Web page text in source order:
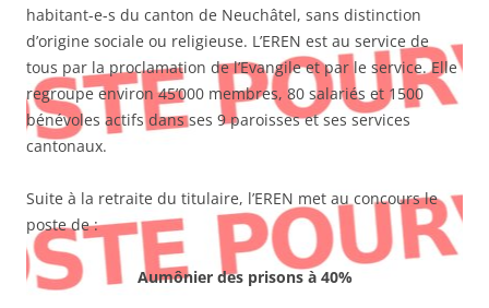
habitant-e-s du canton de Neuchâtel, sans distinction
d’origine sociale ou religieuse. L’EREN est au service de
tous par la proclamation de l’Evangile et par le service. Elle
regroupe environ 45’000 membres, 80 salariés et 1500
bénévoles actifs dans ses 9 paroisses et ses services
cantonaux.
Suite à la retraite du titulaire, l’EREN met au concours le
poste de :
Aumônier des prisons à 40%